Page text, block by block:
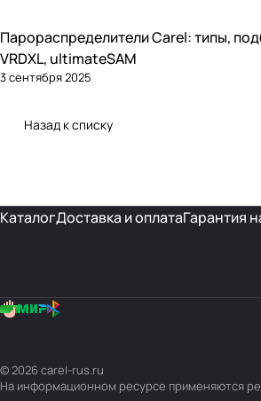
Увлажнение
Парораспределители Carel: типы,
VRDXL, ultimateSAM
3 сентября 2025
Назад к списку
КаталогДоставка и оплатаГарантия
© 2026 carel-rus.ru
На информационном ресурсе применяются